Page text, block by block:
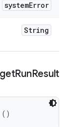
systemError
String
getRunResult
()